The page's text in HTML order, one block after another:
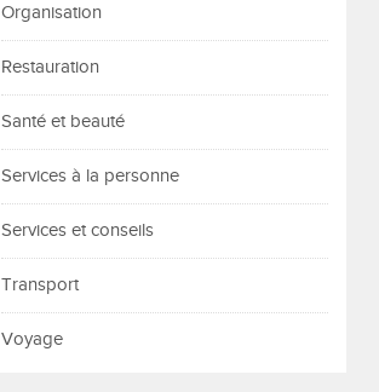
Organisation
Restauration
Santé et beauté
Services à la personne
Services et conseils
Transport
Voyage